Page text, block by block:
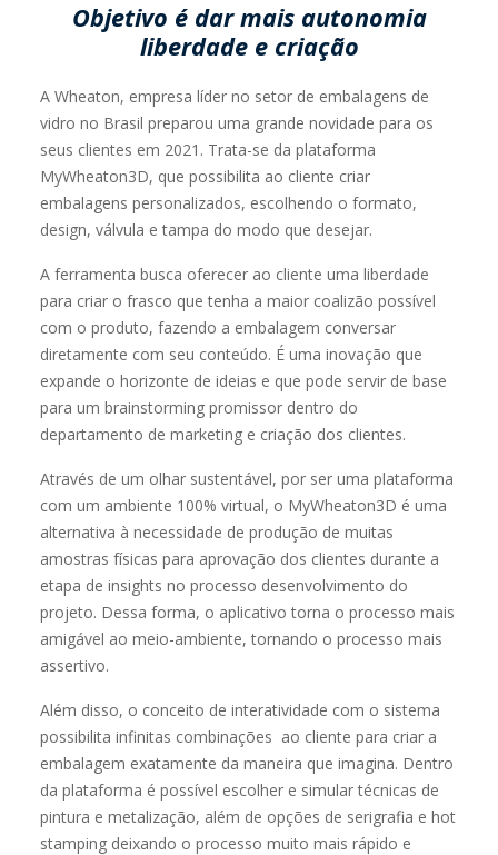
Objetivo é dar mais autonomia
liberdade e criação
A Wheaton, empresa líder no setor de embalagens de
vidro no Brasil preparou uma grande novidade para os
seus clientes em 2021. Trata-se da plataforma
MyWheaton3D, que possibilita ao cliente criar
embalagens personalizados, escolhendo o formato,
design, válvula e tampa do modo que desejar.
A ferramenta busca oferecer ao cliente uma liberdade
para criar o frasco que tenha a maior coalizão possível
com o produto, fazendo a embalagem conversar
diretamente com seu conteúdo. É uma inovação que
expande o horizonte de ideias e que pode servir de base
para um brainstorming promissor dentro do
departamento de marketing e criação dos clientes.
Através de um olhar sustentável, por ser uma plataforma
com um ambiente 100% virtual, o MyWheaton3D é uma
alternativa à necessidade de produção de muitas
amostras físicas para aprovação dos clientes durante a
etapa de insights no processo desenvolvimento do
projeto. Dessa forma, o aplicativo torna o processo mais
amigável ao meio-ambiente, tornando o processo mais
assertivo.
Além disso, o conceito de interatividade com o sistema
possibilita infinitas combinações ao cliente para criar a
embalagem exatamente da maneira que imagina. Dentro
da plataforma é possível escolher e simular técnicas de
pintura e metalização, além de opções de serigrafia e hot
stamping deixando o processo muito mais rápido e